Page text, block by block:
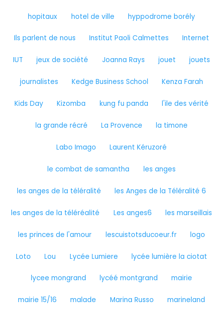
hopitaux hotel de ville hyppodrome borély
Ils parlent de nous Institut Paoli Calmettes Internet
IUT jeux de société Joanna Rays jouet jouets
journalistes Kedge Business School Kenza Farah
Kids Day Kizomba kung fu panda l'ile des vérité
la grande récré La Provence la timone
Labo Imago Laurent Kéruzoré
le combat de samantha les anges
les anges de la téléralité les Anges de la Téléralité 6
les anges de la téléréalité Les anges6 les marseillais
les princes de l'amour lescuistotsducoeur.fr logo
Loto Lou Lycée Lumiere lycée lumière la ciotat
lycee mongrand lycéé montgrand mairie
mairie 15/16 malade Marina Russo marineland